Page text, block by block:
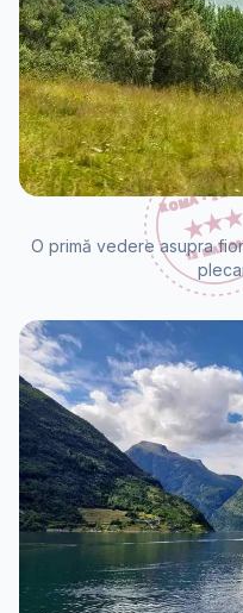
O primă vedere asupra